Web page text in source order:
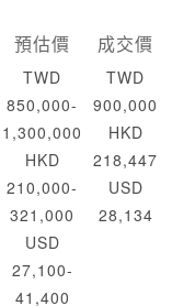
預估價
TWD
850,000-
1,300,000
HKD
210,000-
321,000
USD
27,100-
41,400
成交價
TWD
900,000
HKD
218,447
USD
28,134